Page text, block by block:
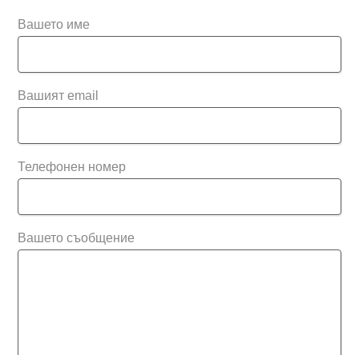
Вашето име
Вашият email
Телефонен номер
Вашето съобщение